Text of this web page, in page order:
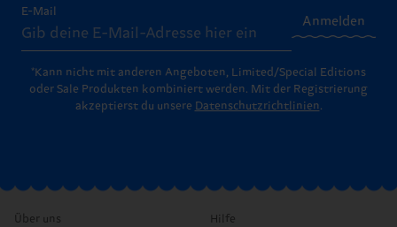
E-Mail
Anmelden
*Kann nicht mit anderen Angeboten, Limited/Special Editions
oder Sale Produkten kombiniert werden. Mit der Registrierung
akzeptierst du unsere Datenschutzrichtlinien.
Über uns Hilfe